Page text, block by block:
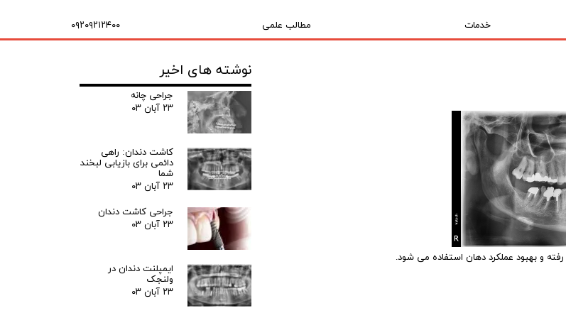
خدمات مطالب علمی ۰۹۲۰۹۲۱۲۴۰۰
و بهبود عملکرد دهان استفاده می شود.
نوشته های اخیر
جراحی چانه
۲۳ آبان ۰۳
کاشت دندان: راهی
دائمی برای بازیابی لبخند
شما
۲۳ آبان ۰۳
جراحی کاشت دندان
۲۳ آبان ۰۳
ایمپلنت دندان در
ولنجک
۲۳ آبان ۰۳